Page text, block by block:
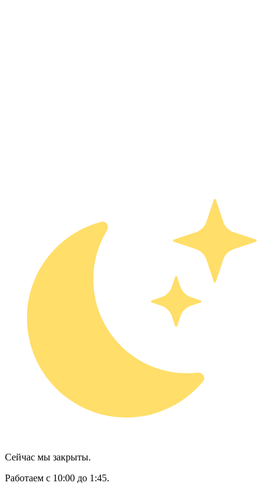
Сейчас мы закрыты.
Работаем с 10:00 до 1:45.